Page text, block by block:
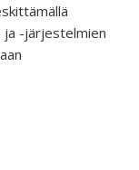
ja -järjestelmien